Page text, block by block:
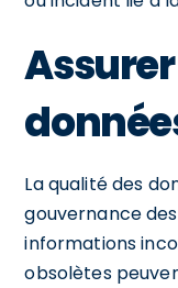
La qualité des
gouvernance
informations
obsolètes